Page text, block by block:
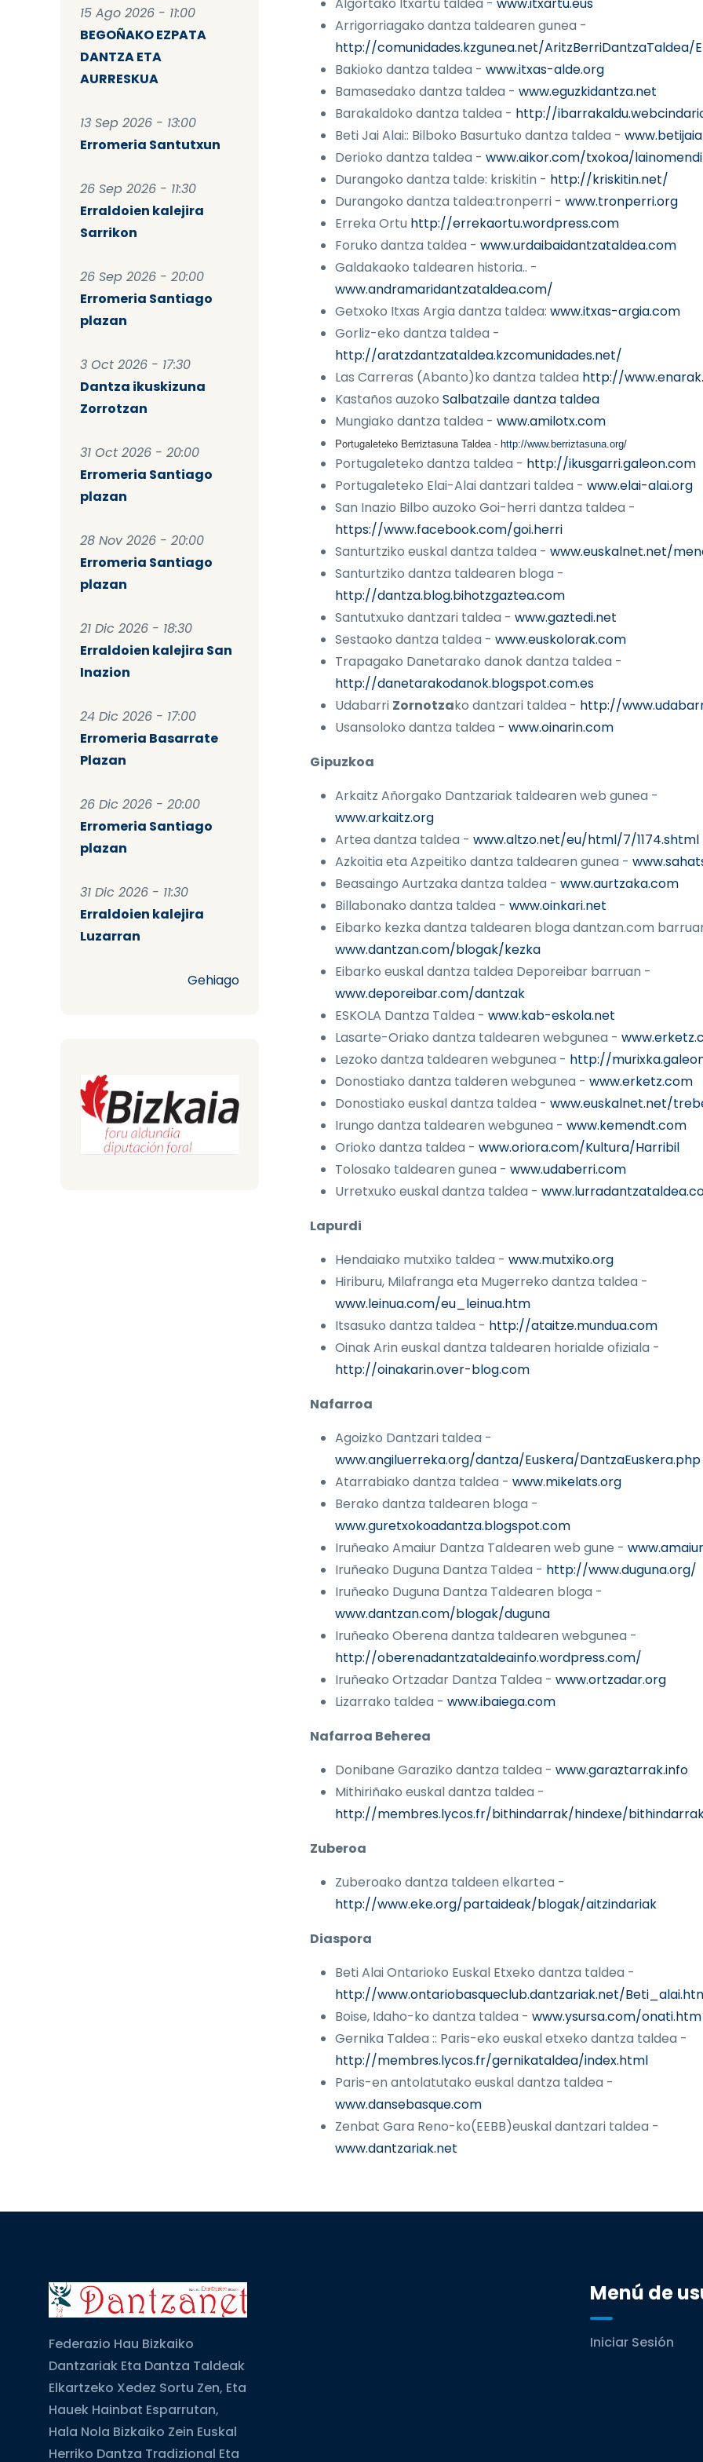
15 Ago 2026 - 11:00
BEGOÑAKO EZPATA
DANTZA ETA
AURRESKUA
13 Sep 2026 - 13:00
Erromeria Santutxun
26 Sep 2026 - 11:30
Erraldoien kalejira
Sarrikon
26 Sep 2026 - 20:00
Erromeria Santiago
plazan
3 Oct 2026 - 17:30
Dantza ikuskizuna
Zorrotzan
31 Oct 2026 - 20:00
Erromeria Santiago
plazan
28 Nov 2026 - 20:00
Erromeria Santiago
plazan
21 Dic 2026 - 18:30
Erraldoien kalejira San
Inazion
24 Dic 2026 - 17:00
Erromeria Basarrate
Plazan
26 Dic 2026 - 20:00
Erromeria Santiago
plazan
31 Dic 2026 - 11:30
Erraldoien kalejira
Luzarran
Gehiago
Algortako Itxartu taldea - www.itxartu.eus
Arrigorriagako dantza taldearen gunea -
http://comunidades.kzgunea.net/AritzBerriDantzaTaldea/
Bakioko dantza taldea - www.itxas-alde.org
Bamasedako dantza taldea - www.eguzkidantza.net
Barakaldoko dantza taldea - http://
Beti Jai Alai:: Bilboko Basurtuko dantza taldea -
Derioko dantza taldea - www.aikor.com/txokoa/lainomendi
Durangoko dantza talde: kriskitin - http://kriskitin.net/
Durangoko dantza taldea:tronperri - www.tronperri.org
Erreka Ortu http://errekaortu.wordpress.com
Foruko dantza taldea - www.urdaibaidantzataldea.com
Galdakaoko taldearen historia.. -
www.andramaridantzataldea.com/
Getxoko Itxas Argia dantza taldea: www.itxas-argia.com
Gorliz-eko dantza taldea -
http://aratzdantzataldea.kzcomunidades.net/
Las Carreras (Abanto)ko dantza taldea http://
Kastaños auzoko Salbatzaile dantza taldea
Mungiako dantza taldea - www.amilotx.com
Portugaleteko Berriztasuna Taldea - http://www.berriztasuna.org/
Portugaleteko dantza taldea - http://ikusgarri.galeon.com
Portugaleteko Elai-Alai dantzari taldea - www.elai-alai.org
San Inazio Bilbo auzoko Goi-herri dantza taldea -
https://www.facebook.com/goi.herri
Santurtziko euskal dantza taldea - www.euskalnet.net/
Santurtziko dantza taldearen bloga -
http://dantza.blog.bihotzgaztea.com
Santutxuko dantzari taldea - www.gaztedi.net
Sestaoko dantza taldea - www.euskolorak.com
Trapagako Danetarako danok dantza taldea -
http://danetarakodanok.blogspot.com.es
Udabarri Zornotzako dantzari taldea - http://
Usansoloko dantza taldea - www.oinarin.com
Gipuzkoa
Arkaitz Añorgako Dantzariak taldearen web gunea -
www.arkaitz.org
Artea dantza taldea - www.altzo.net/eu/html/7/1174.shtml
Azkoitia eta Azpeitiko dantza taldearen gunea -
Beasaingo Aurtzaka dantza taldea - www.aurtzaka.com
Billabonako dantza taldea - www.oinkari.net
Eibarko kezka dantza taldearen bloga dantzan.com
www.dantzan.com/blogak/kezka
Eibarko euskal dantza taldea Deporeibar barruan -
www.deporeibar.com/dantzak
ESKOLA Dantza Taldea - www.kab-eskola.net
Lasarte-Oriako dantza taldearen webgunea -
Lezoko dantza taldearen webgunea - http://
Donostiako dantza talderen webgunea - www.erketz.com
Donostiako euskal dantza taldea - www.euskalnet.net/
Irungo dantza taldearen webgunea - www.kemendt.com
Orioko dantza taldea - www.oriora.com/Kultura/Harribil
Tolosako taldearen gunea - www.udaberri.com
Urretxuko euskal dantza taldea -
Lapurdi
Hendaiako mutxiko taldea - www.mutxiko.org
Hiriburu, Milafranga eta Mugerreko dantza taldea -
www.leinua.com/eu_leinua.htm
Itsasuko dantza taldea - http://ataitze.mundua.com
Oinak Arin euskal dantza taldearen horialde ofiziala -
http://oinakarin.over-blog.com
Nafarroa
Agoizko Dantzari taldea -
www.angiluerreka.org/dantza/Euskera/DantzaEuskera.php
Atarrabiako dantza taldea - www.mikelats.org
Berako dantza taldearen bloga -
www.guretxokoadantza.blogspot.com
Iruñeako Amaiur Dantza Taldearen web gune -
Iruñeako Duguna Dantza Taldea - http://www.duguna.org/
Iruñeako Duguna Dantza Taldearen bloga -
www.dantzan.com/blogak/duguna
Iruñeako Oberena dantza taldearen webgunea -
http://oberenadantzataldeainfo.wordpress.com/
Iruñeako Ortzadar Dantza Taldea - www.ortzadar.org
Lizarrako taldea - www.ibaiega.com
Nafarroa Beherea
Donibane Garaziko dantza taldea - www.garaztarrak.info
Mithiriñako euskal dantza taldea -
http://membres.lycos.fr/bithindarrak/hindexe/
Zuberoa
Zuberoako dantza taldeen elkartea -
http://www.eke.org/partaideak/blogak/aitzindariak
Diaspora
Beti Alai Ontarioko Euskal Etxeko dantza taldea -
http://www.ontariobasqueclub.dantzariak.net/
Boise, Idaho-ko dantza taldea - www.ysursa.com/onati.htm
Gernika Taldea :: Paris-eko euskal etxeko dantza taldea -
http://membres.lycos.fr/gernikataldea/index.html
Paris-en antolatutako euskal dantza taldea -
www.dansebasque.com
Zenbat Gara Reno-ko(EEBB)euskal dantzari taldea -
www.dantzariak.net
Federazio Hau Bizkaiko
Dantzariak Eta Dantza Taldeak
Elkartzeko Xedez Sortu Zen, Eta
Hauek Hainbat Esparrutan,
Hala Nola Bizkaiko Zein Euskal
Herriko Dantza Tradizional Eta
Menú de
Iniciar Sesión